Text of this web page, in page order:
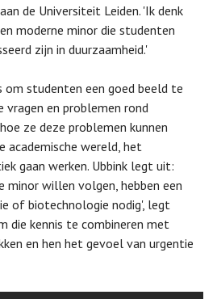
de Universiteit Leiden. 'Ik denk
moderne minor die studenten
zijn in duurzaamheid.'
om studenten een goed beeld te
vragen en problemen rond
ze deze problemen kunnen
academische wereld, het
gaan werken. Ubbink legt uit:
minor willen volgen, hebben een
of biotechnologie nodig', legt
die kennis te combineren met
en hen het gevoel van urgentie